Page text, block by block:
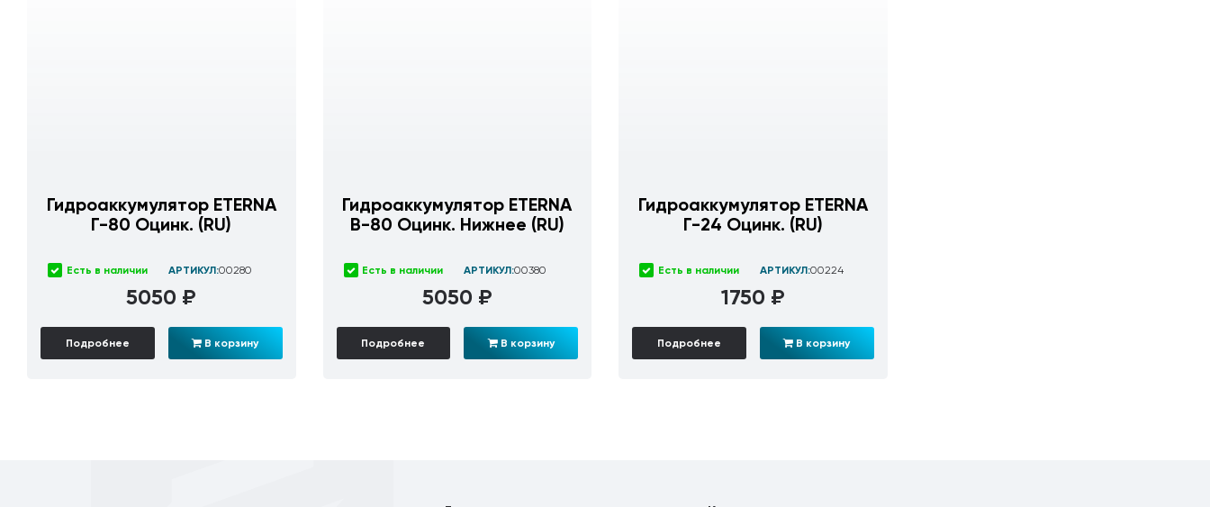
Гидроаккумулятор ETERNA
Г-80 Оцинк. (RU)
Есть в наличии АРТИКУЛ:00280
5050 ₽
Подробнее В корзину
Гидроаккумулятор ETERNA
В-80 Оцинк. Нижнее (RU)
Есть в наличии АРТИКУЛ:00380
5050 ₽
Подробнее В корзину
Гидроаккумулятор ETERNA
Г-24 Оцинк. (RU)
Есть в наличии АРТИКУЛ:00224
1750 ₽
Подробнее В корзину